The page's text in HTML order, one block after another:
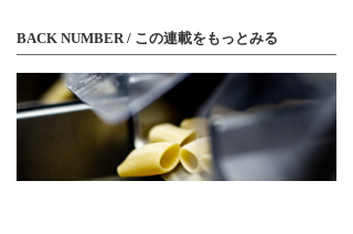
BACK NUMBER / この連載をもっとみる